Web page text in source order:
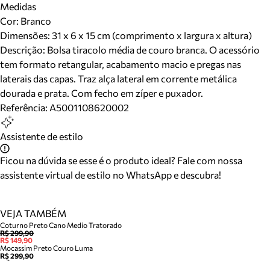
Medidas
Cor: Branco
Dimensões: 31 x 6 x 15 cm (comprimento x largura x altura)
Descrição: Bolsa tiracolo média de couro branca. O acessório
tem formato retangular, acabamento macio e pregas nas
laterais das capas. Traz alça lateral em corrente metálica
dourada e prata. Com fecho em zíper e puxador.
Referência: A5001108620002
Assistente de estilo
Ficou na dúvida se esse é o produto ideal? Fale com nossa
assistente virtual de estilo no WhatsApp e descubra!
VEJA TAMBÉM
Coturno Preto Cano Medio Tratorado
R$ 299,90
R$ 149,90
Mocassim Preto Couro Luma
R$ 299,90